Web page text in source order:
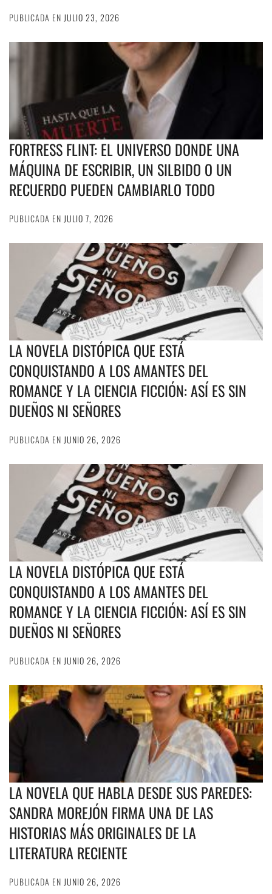
PUBLICADA EN JULIO 23, 2026
FORTRESS FLINT: EL UNIVERSO DONDE UNA
MÁQUINA DE ESCRIBIR, UN SILBIDO O UN
RECUERDO PUEDEN CAMBIARLO TODO
PUBLICADA EN JULIO 7, 2026
LA NOVELA DISTÓPICA QUE ESTÁ
CONQUISTANDO A LOS AMANTES DEL
ROMANCE Y LA CIENCIA FICCIÓN: ASÍ ES SIN
DUEÑOS NI SEÑORES
PUBLICADA EN JUNIO 26, 2026
LA NOVELA DISTÓPICA QUE ESTÁ
CONQUISTANDO A LOS AMANTES DEL
ROMANCE Y LA CIENCIA FICCIÓN: ASÍ ES SIN
DUEÑOS NI SEÑORES
PUBLICADA EN JUNIO 26, 2026
LA NOVELA QUE HABLA DESDE SUS PAREDES:
SANDRA MOREJÓN FIRMA UNA DE LAS
HISTORIAS MÁS ORIGINALES DE LA
LITERATURA RECIENTE
PUBLICADA EN JUNIO 26, 2026